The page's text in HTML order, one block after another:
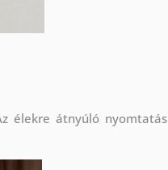
élekre átnyúló nyomtatás